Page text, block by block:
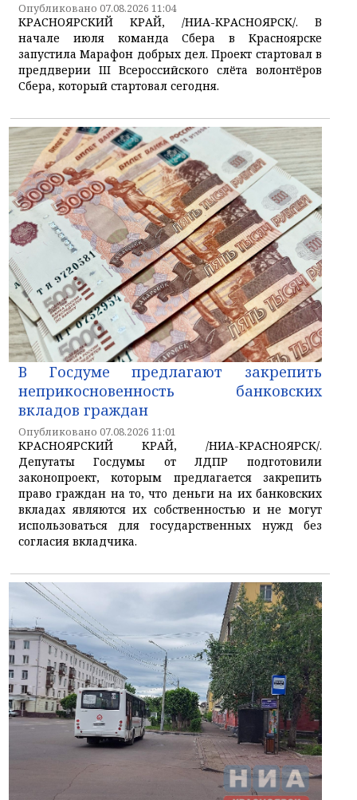
Опубликовано 07.08.2026 11:04
КРАСНОЯРСКИЙ КРАЙ, /НИА-КРАСНОЯРСК/. В
начале июля команда Сбера в Красноярске
запустила Марафон добрых дел. Проект стартовал в
преддверии III Всероссийского слёта волонтёров
Сбера, который стартовал сегодня.
В Госдуме предлагают закрепить
неприкосновенность банковских
вкладов граждан
Опубликовано 07.08.2026 11:01
КРАСНОЯРСКИЙ КРАЙ, /НИА-КРАСНОЯРСК/.
Депутаты Госдумы от ЛДПР подготовили
законопроект, которым предлагается закрепить
право граждан на то, что деньги на их банковских
вкладах являются их собственностью и не могут
использоваться для государственных нужд без
согласия вкладчика.